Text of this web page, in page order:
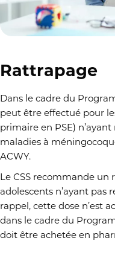
Rattrapage
Dans le cadre du
peut être effectué pour
primaire en PSE)
maladies à
ACWY.
Le CSS recommande un
adolescents n’ayant pas
rappel, cette dose n’est
dans le cadre du
doit être achetée en